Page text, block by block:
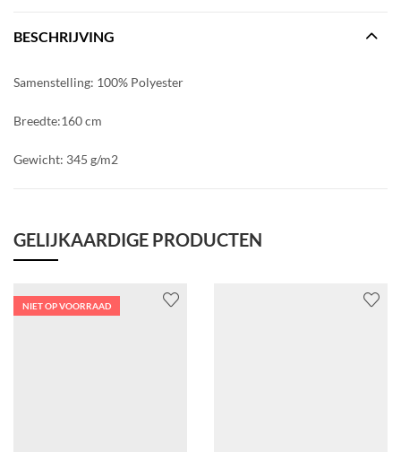
BESCHRIJVING
Samenstelling: 100% Polyester
Breedte:160 cm
Gewicht: 345 g/m2
GELIJKAARDIGE PRODUCTEN
NIET OP VOORRAAD